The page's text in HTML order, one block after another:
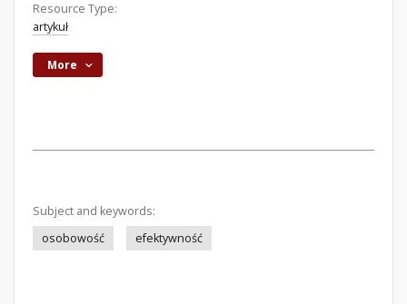
Resource Type:
artykuł
More
Subject and keywords:
osobowość
efektywność